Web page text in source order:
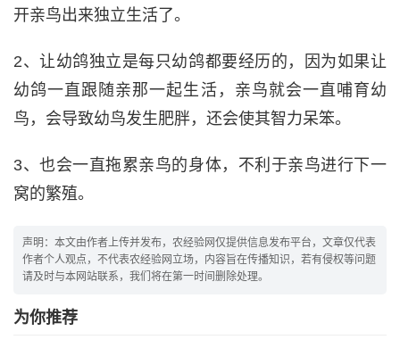
开亲鸟出来独立生活了。
2、让幼鸽独立是每只幼鸽都要经历的，因为如果让
幼鸽一直跟随亲那一起生活，亲鸟就会一直哺育幼
鸟，会导致幼鸟发生肥胖，还会使其智力呆笨。
3、也会一直拖累亲鸟的身体，不利于亲鸟进行下一
窝的繁殖。
声明：本文由作者上传并发布，农经验网仅提供信息发布平台，文章仅代表
作者个人观点，不代表农经验网立场，内容旨在传播知识，若有侵权等问题
请及时与本网站联系，我们将在第一时间删除处理。
为你推荐